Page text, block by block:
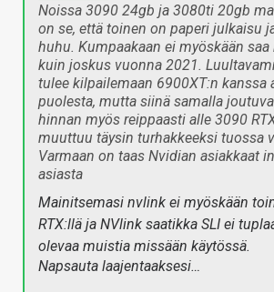
Noissa 3090 24gb ja 3080ti 20gb
on se, että toinen on paperi julkaisu
huhu. Kumpaakaan ei myöskään
kuin joskus vuonna 2021.
tulee kilpailemaan 6900XT:n kanssa
puolesta, mutta siinä samalla
hinnan myös reippaasti alle 3090
muuttuu täysin turhakkeeksi tuossa
Varmaan on taas Nvidian asiakkaat
asiasta
Mainitsemasi nvlink ei myöskään
RTX:llä ja NVlink saatikka SLI ei
olevaa muistia missään käytössä.
Napsauta laajentaaksesi…